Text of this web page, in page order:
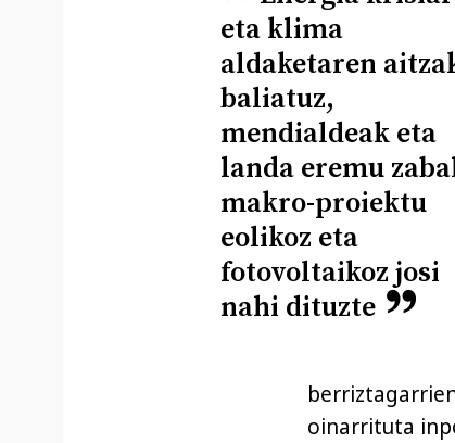
eta klima
aldaketaren
baliatuz,
mendialdeak eta
landa eremu
makro-proiektu
eolikoz eta
fotovoltaikoz josi
nahi dituzte
oinarrituta